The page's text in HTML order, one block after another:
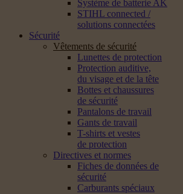
Système de batterie AK
STIHL connected /
solutions connectées
Sécurité
Vêtements de sécurité
Lunettes de protection
Protection auditive,
du visage et de la tête
Bottes et chaussures
de sécurité
Pantalons de travail
Gants de travail
T-shirts et vestes
de protection
Directives et normes
Fiches de données de
sécurité
Carburants spéciaux